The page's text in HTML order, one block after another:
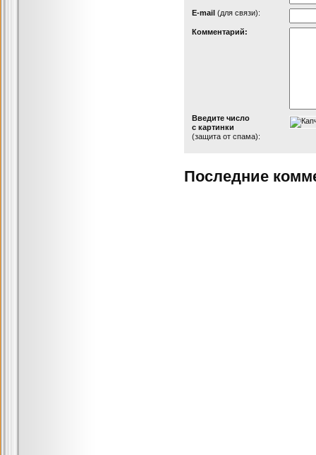
Е-mail (для связи):
Комментарий:
Введите число
с картинки
(защита от спама):
Последние